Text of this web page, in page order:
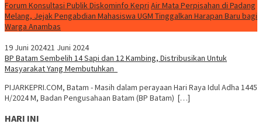
Forum Konsultasi Publik Diskominfo Kepri Air Mata Perpisahan di Padang
Melang, Jejak Pengabdian Mahasiswa UGM Tinggalkan Harapan Baru bagi
Warga Anambas
19 Juni 202421 Juni 2024
BP Batam Sembelih 14 Sapi dan 12 Kambing, Distribusikan Untuk
Masyarakat Yang Membutuhkan
PIJARKEPRI.COM, Batam - Masih dalam perayaan Hari Raya Idul Adha 1445
H/2024 M, Badan Pengusahaan Batam (BP Batam) […]
HARI INI